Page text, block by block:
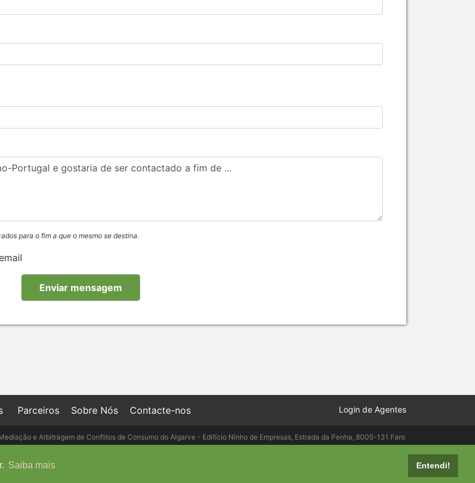
Saiba mais Entendi!
para o fim a que o mesmo se destina.
Parceiros Sobre Nós Contacte-nos Login de Agentes
e Arbitragem de Conflitos de Consumo do Algarve - Edifício Ninho de Empresas, Estrada da Penha, 8005-131 Faro
- Telefone: 289 823 135 cimaal@mail.telepac.pt